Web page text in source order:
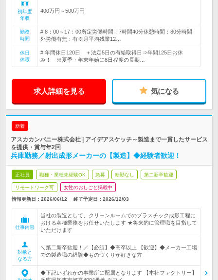
初年度
年収
400万円～500万円
勤務
時間
# 8：00～17：00所定労働時間：7時間40分休憩時間：80分時間
外労働有無：有※月平均残業12…
休日
休暇
# 年間休日120日 ＋法定5日の有給取得日⇒年間125日お休
み！ ※夏季・年末年始に8日程度の長期…
求人詳細を見る 気になる
新着
アスカカンパニー株式会社 | アイデアスケッチ～製造まで一貫したサービス
を提供・賞与年2回
兵庫勤務／射出成形メーカーの【製造】◆経験者歓迎！
正社員 職種・業種未経験OK 急募 転勤なし 第二新卒歓迎
リモートワーク可 女性のおしごと掲載中
情報更新日：2026/06/12 終了予定日： 2026/12/03
仕事内容
当社の製造として、クリーンルームでのプラスチック成形工程に
おける各種業務をお任せいたします ★将来的に管理職を目指して
いただけます
対象と
なる方
＼第二新卒歓迎！／【必須】◆高卒以上 【歓迎】◆メーカー工場
での製造職の経験◆ものづくりが好きな方
◆下記いずれかの事業所に配属となります 【本社ファクトリー】